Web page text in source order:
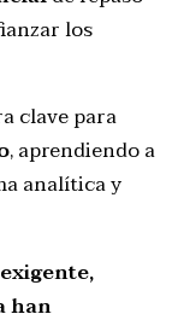
los
clave para
, aprendiendo a
analítica y
han